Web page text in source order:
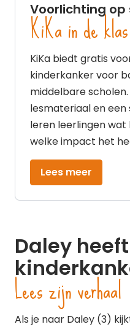
Voorlichting op
KiKa in de klas
KiKa biedt gratis
kinderkanker voor
middelbare
lesmateriaal en
leren leerlingen wat
welke impact het
Lees meer
Daley heeft
Lees zijn verhaal
Als je naar Daley (3)